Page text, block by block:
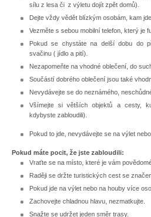
sílu z lesa či z výletu dojít zpět domů).
Dejte vždy vědět blízkým osobám, kam
Vezměte s sebou mobilní telefon, který je
Pokud se chystáte na delší dobu do
svačinu ( jídlo a pití).
Nezapomeňte na vhodné oblečení, do
Součástí dobrého oblečení jsou také
Nevydávejte se do neznámého,
Všímejte si větších objektů a cesty,
kdybyste zabloudili).
Pokud to jde, nevydávejte se na výlet
Pokud máte pocit, že jste zabloudili:
Vraťte se na místo, které je vám
Raději se držte turistických cest se
Pokud jde na výlet nebo na houby více
Zachovejte chladnou hlavu, nezmatkujte.
Snažte se udržet jeden směr trasy.